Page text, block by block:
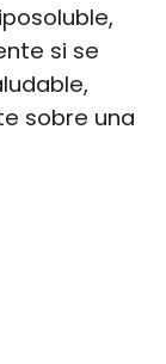
si se
sobre una